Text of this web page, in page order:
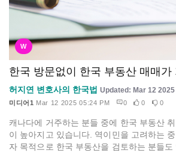
W
한국 방문없이 한국 부동산 매매가
허지연 변호사의 한국법 Updated: Mar 12 2025
미디어1 Mar 12 2025 05:24 PM 0 0 0
캐나다에 거주하는 분들 중에 한국 부동산
이 높아지고 있습니다. 역이민을 고려하는
자 목적으로 한국 부동산을 검토하는 분들